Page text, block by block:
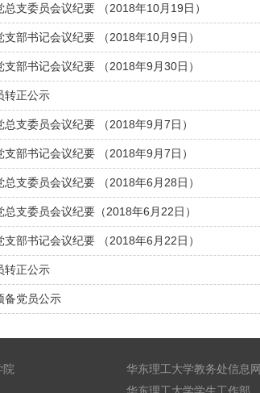
总支委员会议纪要 （2018年10月19日）
支部书记会议纪要 （2018年10月9日）
支部书记会议纪要 （2018年9月30日）
转正公示
总支委员会议纪要 （2018年9月7日）
支部书记会议纪要 （2018年9月7日）
总支委员会议纪要 （2018年6月28日）
总支委员会议纪要（2018年6月22日）
支部书记会议纪要 （2018年6月22日）
转正公示
备党员公示
院
华东理工大学教务处信息网